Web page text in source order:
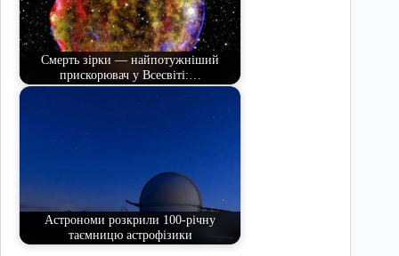
Смерть зірки — найпотужніший
прискорювач у Всесвіті:…
Астрономи розкрили 100-річну
таємницю астрофізики